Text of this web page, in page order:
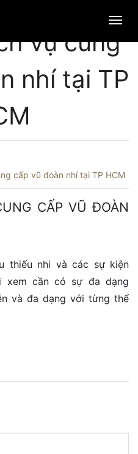
vụ cung
nhí tại TP
cấp vũ đoàn nhí tại TP HCM
CẤP VŨ ĐOÀN
thiếu nhi và các sự kiện
xem cần có sự đa dạng
và đa dạng với từng thể